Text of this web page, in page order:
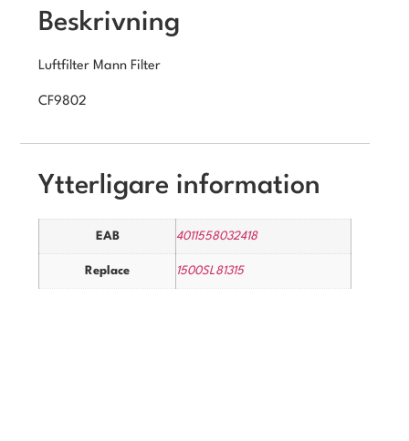
Beskrivning
Luftfilter Mann Filter
CF9802
Ytterligare information
EAB 4011558032418
Replace 1500SL81315